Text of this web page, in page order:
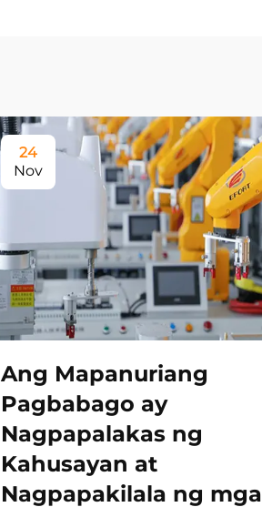
24
Nov
Ang Mapanuriang
Pagbabago ay
Nagpapalakas ng
Kahusayan at
Nagpapakilala ng mga